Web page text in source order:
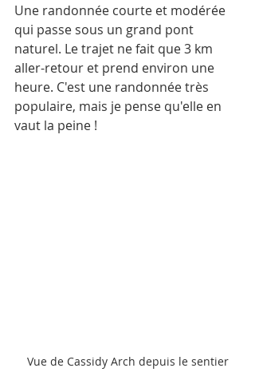
Une randonnée courte et modérée
qui passe sous un grand pont
naturel. Le trajet ne fait que 3 km
aller-retour et prend environ une
heure. C'est une randonnée très
populaire, mais je pense qu'elle en
vaut la peine !
Vue de Cassidy Arch depuis le sentier